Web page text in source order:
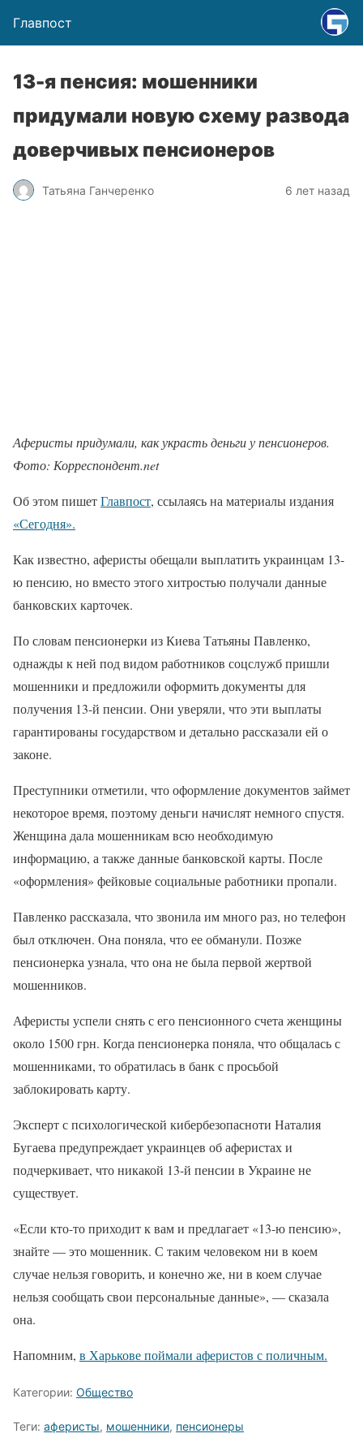
Главпост
13-я пенсия: мошенники
придумали новую схему развода
доверчивых пенсионеров
Татьяна Ганчеренко 6 лет назад
Аферисты придумали, как украсть деньги у пенсионеров.
Фото: Корреспондент.net
Об этом пишетГлавпост, ссылаясь на материалы издания
«Сегодня».
Как известно, аферисты обещали выплатить украинцам 13-
ю пенсию, но вместо этого хитростью получали данные
банковских карточек.
По словам пенсионерки из Киева Татьяны Павленко,
однажды к ней под видом работников соцслужб пришли
мошенники и предложили оформить документы для
получения 13-й пенсии. Они уверяли, что эти выплаты
гарантированы государством и детально рассказали ей о
законе.
Преступники отметили, что оформление документов займет
некоторое время, поэтому деньги начислят немного спустя.
Женщина дала мошенникам всю необходимую
информацию, а также данные банковской карты. После
«оформления» фейковые социальные работники пропали.
Павленко рассказала, что звонила им много раз, но телефон
был отключен. Она поняла, что ее обманули. Позже
пенсионерка узнала, что она не была первой жертвой
мошенников.
Аферисты успели снять с его пенсионного счета женщины
около 1500 грн. Когда пенсионерка поняла, что общалась с
мошенниками, то обратилась в банк с просьбой
заблокировать карту.
Эксперт с психологической кибербезопасноти Наталия
Бугаева предупреждает украинцев об аферистах и
подчеркивает, что никакой 13-й пенсии в Украине не
существует.
«Если кто-то приходит к вам и предлагает «13-ю пенсию»,
знайте — это мошенник. С таким человеком ни в коем
случае нельзя говорить, и конечно же, ни в коем случае
нельзя сообщать свои персональные данные», — сказала
она.
Напомним, в Харькове поймали аферистов с поличным.
Категории: Общество
Теги: аферисты, мошенники, пенсионеры